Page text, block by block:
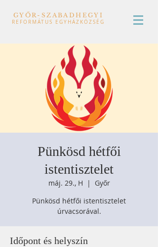
GYŐR-SZABADHEGYI
REFORMÁTUS EGYHÁZKÖZSÉG
Pünkösd hétfői
istentisztelet
máj. 29., H
  |
Győr
Pünkösd hétfői istentisztelet
úrvacsorával.
Időpont és helyszín